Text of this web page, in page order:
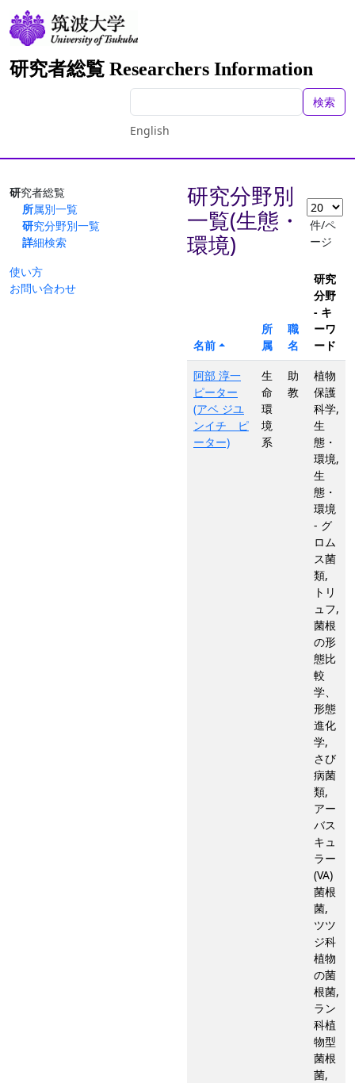
研究者総覧 Researchers Information
検索
English
研究者総覧
所属別一覧
研究分野別一覧
詳細検索
使い方
お問い合わせ
研究分野別
一覧(生態・
環境)
件/ペ
ージ
名前
所
属
職
名
研究
分野
- キ
ーワ
ード
阿部 淳一
ピーター
(アベ ジユ
ンイチ ピ
ーター)
生
命
環
境
系
助
教
植物
保護
科学,
生
態・
環境,
生
態・
環境
- グ
ロム
ス菌
類,
トリ
ュフ,
菌根
の形
態比
較
学、
形態
進化
学,
さび
病菌
類,
アー
バス
キュ
ラー
(VA)
菌根
菌,
ツツ
ジ科
植物
の菌
根菌,
ラン
科植
物型
菌根
菌,